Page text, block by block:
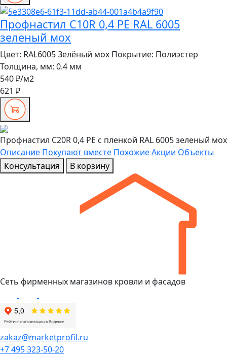
Профнастил C10R 0,4 PE RAL 6005
зеленый мох
Цвет: RAL6005 Зелёный мох Покрытие: Полиэстер
Толщина, мм: 0.4 мм
540 ₽/м2
621 ₽
Профнастил C20R 0,4 PE с пленкой RAL 6005 зеленый мох
Описание Покупают вместе ПохожиеАкции Объекты
Консультация
В корзину
Сеть фирменных магазинов кровли и фасадов
zakaz@marketprofil.ru
+7 495 323-50-20